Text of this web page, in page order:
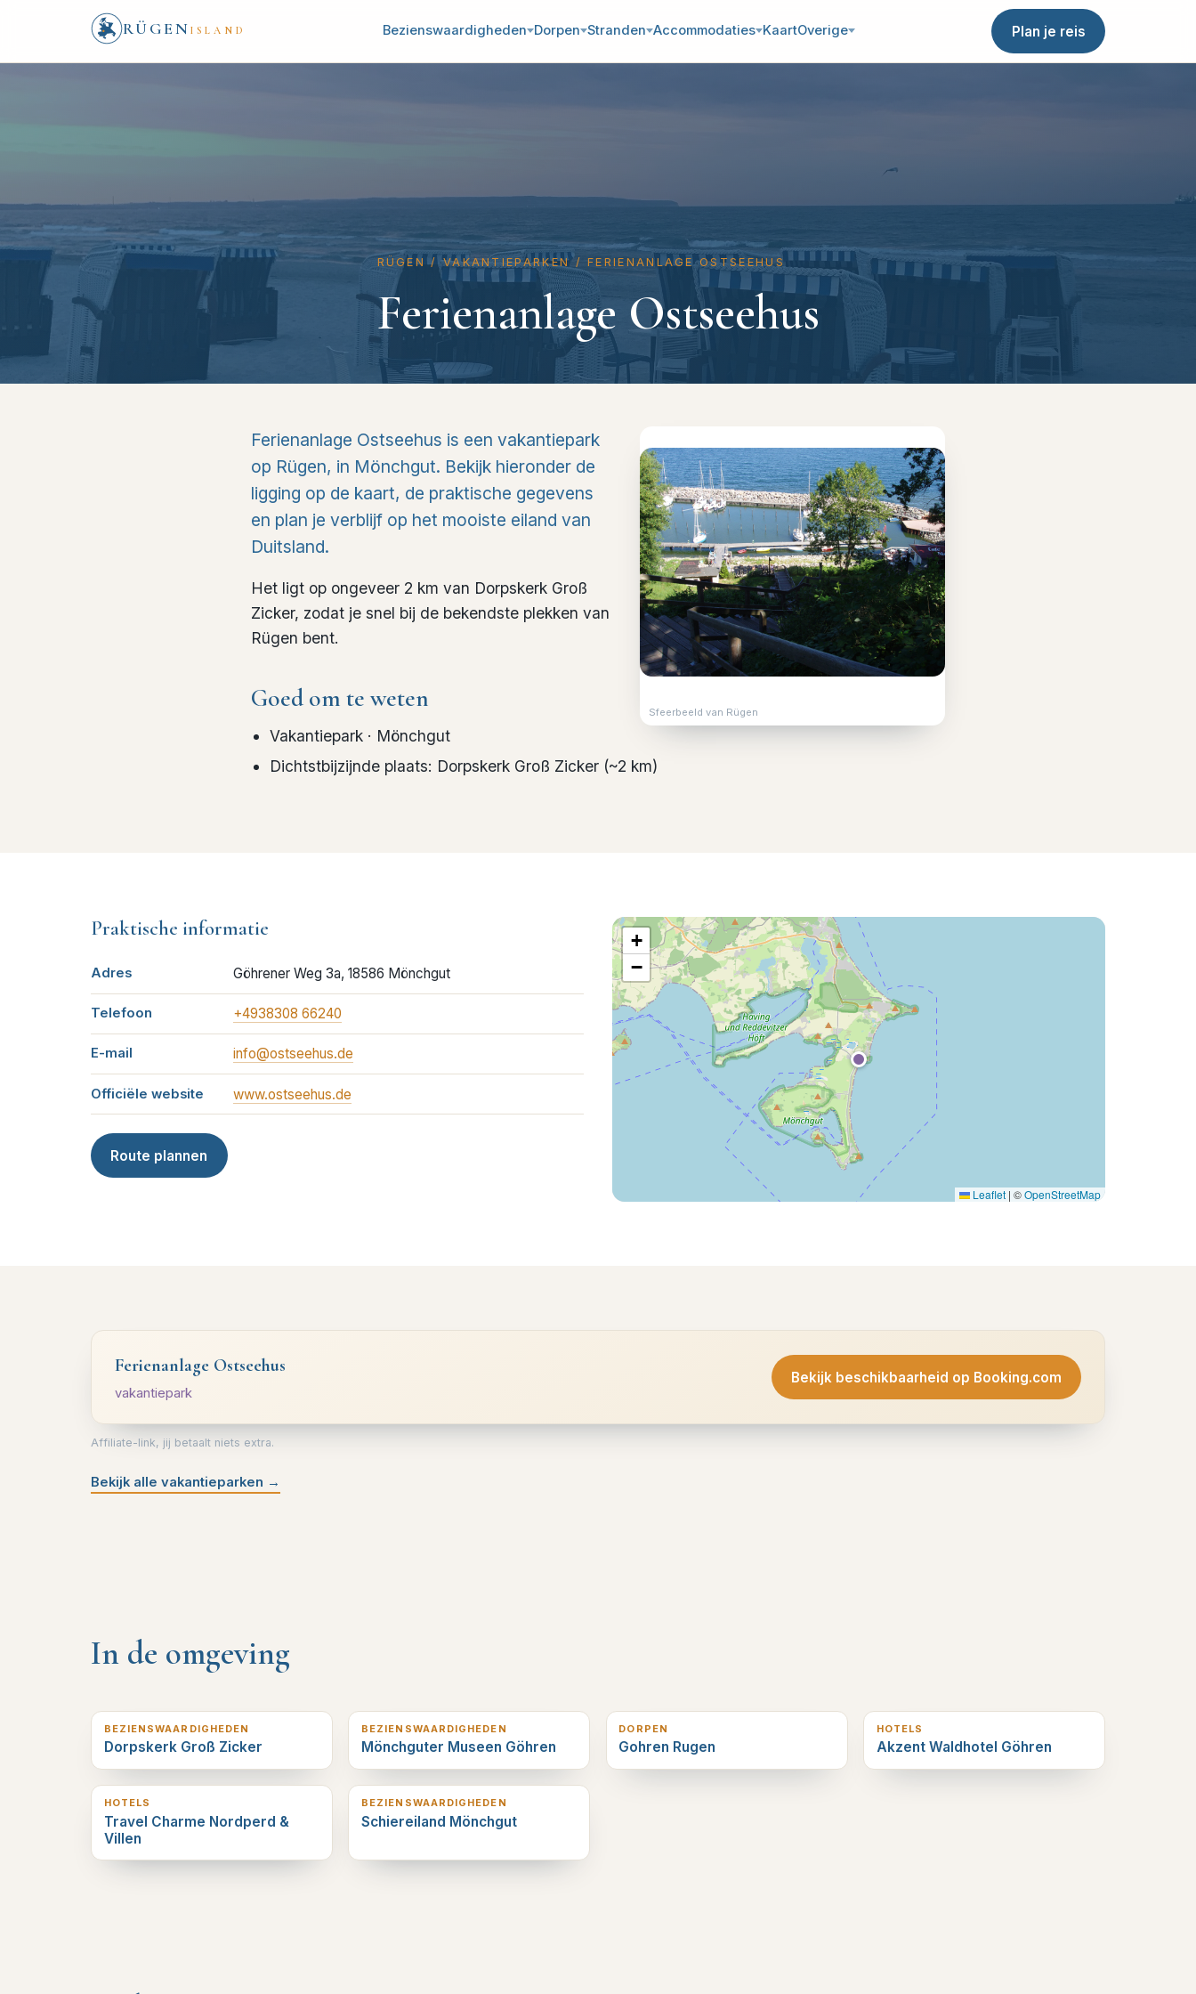
RÜGEN ISLAND Bezienswaardigheden Dorpen Stranden Accommodaties KaartOverige Plan je reis
RÜGEN / VAKANTIEPARKEN/ FERIENANLAGE OSTSEEHUS
Ferienanlage Ostseehus
Sfeerbeeld van Rügen
Ferienanlage Ostseehus is een vakantiepark
op Rügen, in Mönchgut. Bekijk hieronder de
ligging op de kaart, de praktische gegevens
en plan je verblijf op het mooiste eiland van
Duitsland.
Het ligt op ongeveer 2 km van Dorpskerk Groß
Zicker, zodat je snel bij de bekendste plekken van
Rügen bent.
Goed om te weten
Vakantiepark· Mönchgut
Dichtstbijzijnde plaats: Dorpskerk Groß Zicker(~2 km)
Praktische informatie
Adres Göhrener Weg 3a, 18586 Mönchgut
Telefoon +4938308 66240
E-mail info@ostseehus.de
Officiële website www.ostseehus.de
Route plannen
+
−
Leaflet | ©OpenStreetMap
Ferienanlage Ostseehus
vakantiepark
Bekijk beschikbaarheid op Booking.com
Affiliate-link, jij betaalt niets extra.
Bekijk alle vakantieparken →
In de omgeving
BEZIENSWAARDIGHEDEN
Dorpskerk Groß Zicker
BEZIENSWAARDIGHEDEN
Mönchguter Museen Göhren
DORPEN
Gohren Rugen
HOTELS
Akzent Waldhotel Göhren
3 km verderop
HOTELS
Travel Charme Nordperd &
Villen
3 km verderop
BEZIENSWAARDIGHEDEN
Schiereiland Mönchgut